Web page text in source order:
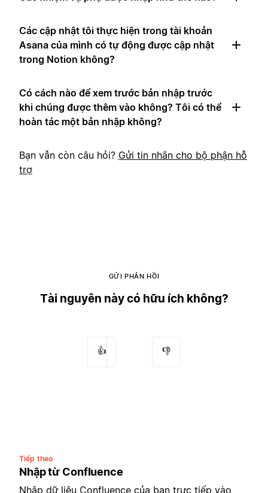
Các cập nhật tôi thực hiện trong tài khoản
Asana của mình có tự động được cập nhật
trong Notion không?
Có cách nào để xem trước bản nhập trước
khi chúng được thêm vào không? Tôi có thể
hoàn tác một bản nhập không?
Bạn vẫn còn câu hỏi? Gửi tin nhắn cho bộ phận hỗ
trợ
GỬI PHẢN HỒI
Tài nguyên này có hữu ích không?
👍 👎
Tiếp theo
Nhập từ Confluence
Nhập dữ liệu Confluence của bạn trực tiếp vào